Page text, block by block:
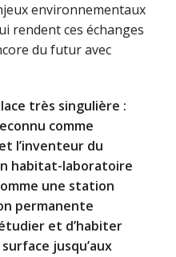
environnementaux
rendent ces échanges
du futur avec
très singulière :
comme
l’inventeur du
habitat-laboratoire
une station
permanente
et d’habiter
jusqu’aux